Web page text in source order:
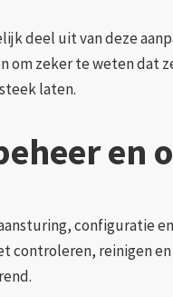
deel uit van deze
zeker te weten dat
laten.
en
configuratie
reinigen